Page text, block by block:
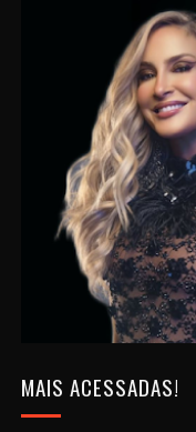
MAIS ACESSADAS!